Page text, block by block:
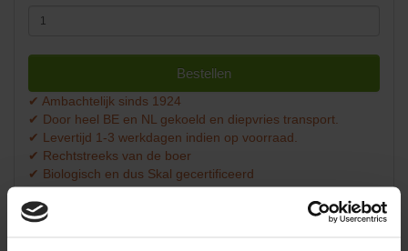
Bestellen
✔ Ambachtelijk sinds 1924
✔ Door heel BE en NL gekoeld en diepvries transport.
✔ Levertijd 1-3 werkdagen indien op voorraad.
✔ Rechtstreeks van de boer
✔ Biologisch en dus Skal gecertificeerd
✔ Lees goed de bezorg info:biologisch vlees bezorgen
Omschrijving